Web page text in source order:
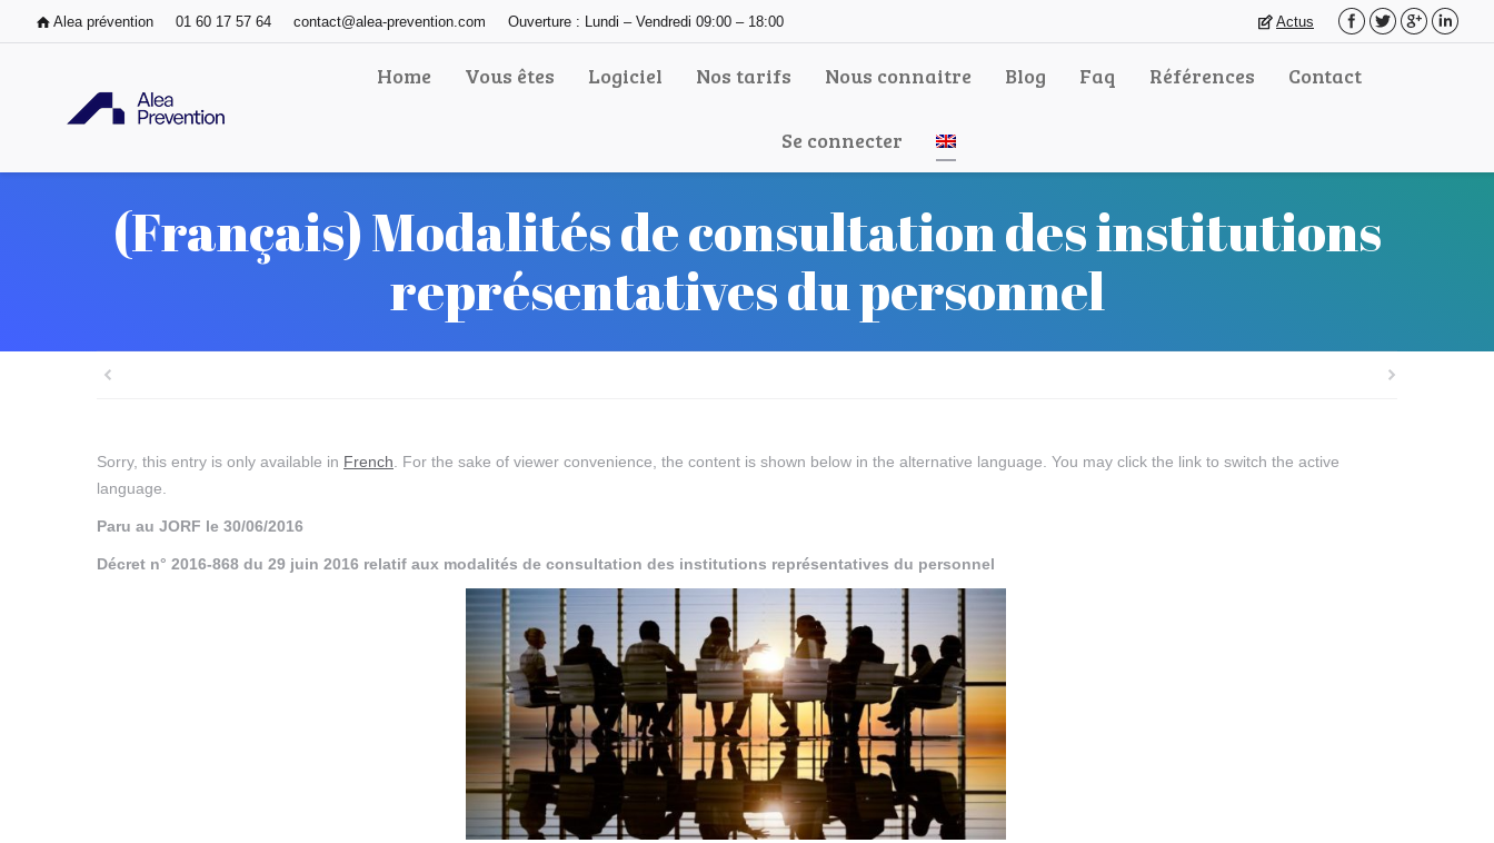
Alea prévention 01 60 17 57 64 contact@alea-prevention.com Ouverture : Lundi – Vendredi 09:00 – 18:00 Actus
Home Vous êtes Logiciel Nos tarifs Nous connaitre Blog Faq Références Contact
Se connecter
(Français) Modalités de consultation des institutions
représentatives du personnel
Sorry, this entry is only available in French . For the sake of viewer convenience, the content is shown below in the alternative language. You may click the link to switch the active
language.
Paru au JORF le 30/06/2016
Décret n° 2016-868 du 29 juin 2016 relatif aux modalités de consultation des institutions représentatives du personnel